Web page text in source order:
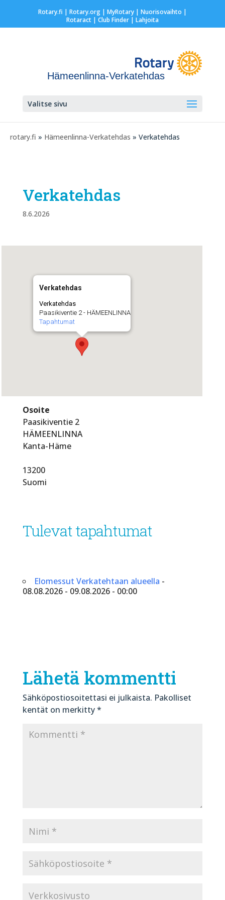
Rotary.fi | Rotary.org| MyRotary | Nuorisovaihto |
Rotaract| Club Finder| Lahjoita
Hämeenlinna-Verkatehdas
Valitse sivu
rotary.fi » Hämeenlinna-Verkatehdas » Verkatehdas
Verkatehdas
8.6.2026
Verkatehdas
Verkatehdas
Paasikiventie 2 - HÄMEENLINNA
Tapahtumat
Osoite
Paasikiventie 2
HÄMEENLINNA
Kanta-Häme
13200
Suomi
Tulevat tapahtumat
Elomessut Verkatehtaan alueella -
08.08.2026 - 09.08.2026 - 00:00
Lähetä kommentti
Sähköpostiosoitettasi ei julkaista. Pakolliset
kentät on merkitty*